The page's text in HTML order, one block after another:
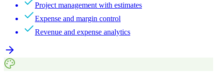
Project management with estimates
Expense and margin control
Revenue and expense analytics